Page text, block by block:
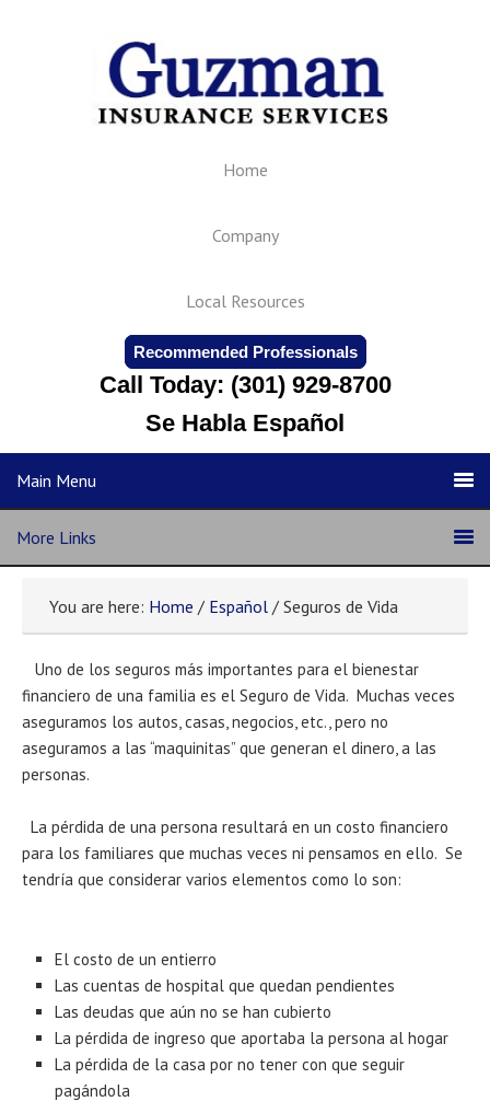
Home
Company
Local Resources
Recommended Professionals
Call Today: (301) 929-8700
Se Habla Español
Main Menu
More Links
You are here: Home / Español / Seguros de Vida
Uno de los seguros más importantes para el bienestar
financiero de una familia es el Seguro de Vida. Muchas veces
aseguramos los autos, casas, negocios, etc., pero no
aseguramos a las “maquinitas” que generan el dinero, a las
personas.
La pérdida de una persona resultará en un costo financiero
para los familiares que muchas veces ni pensamos en ello. Se
tendría que considerar varios elementos como lo son:
El costo de un entierro
Las cuentas de hospital que quedan pendientes
Las deudas que aún no se han cubierto
La pérdida de ingreso que aportaba la persona al hogar
La pérdida de la casa por no tener con que seguir
pagándola